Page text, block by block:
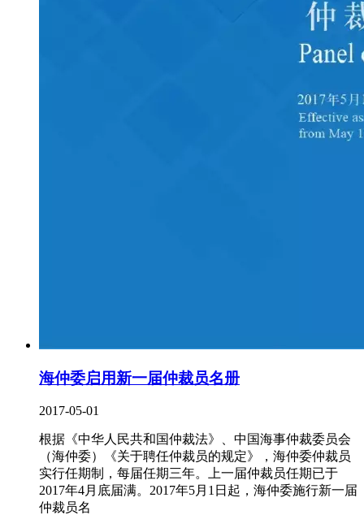
海仲委启用新一届仲裁员名册
2017-05-01
根据《中华人民共和国仲裁法》、中国海事仲裁委员会
（海仲委）《关于聘任仲裁员的规定》，海仲委仲裁员
实行任期制，每届任期三年。上一届仲裁员任期已于
2017年4月底届满。2017年5月1日起，海仲委施行新一届
仲裁员名